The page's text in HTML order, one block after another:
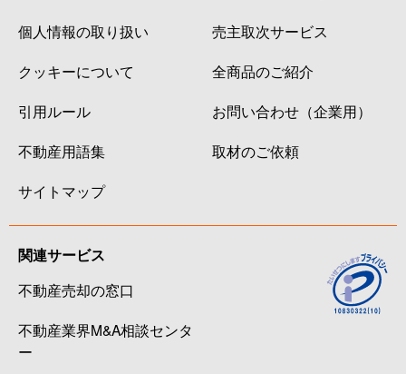
個人情報の取り扱い
クッキーについて
引用ルール
不動産用語集
サイトマップ
売主取次サービス
全商品のご紹介
お問い合わせ（企業用）
取材のご依頼
関連サービス
不動産売却の窓口
不動産業界M&A相談センタ
ー